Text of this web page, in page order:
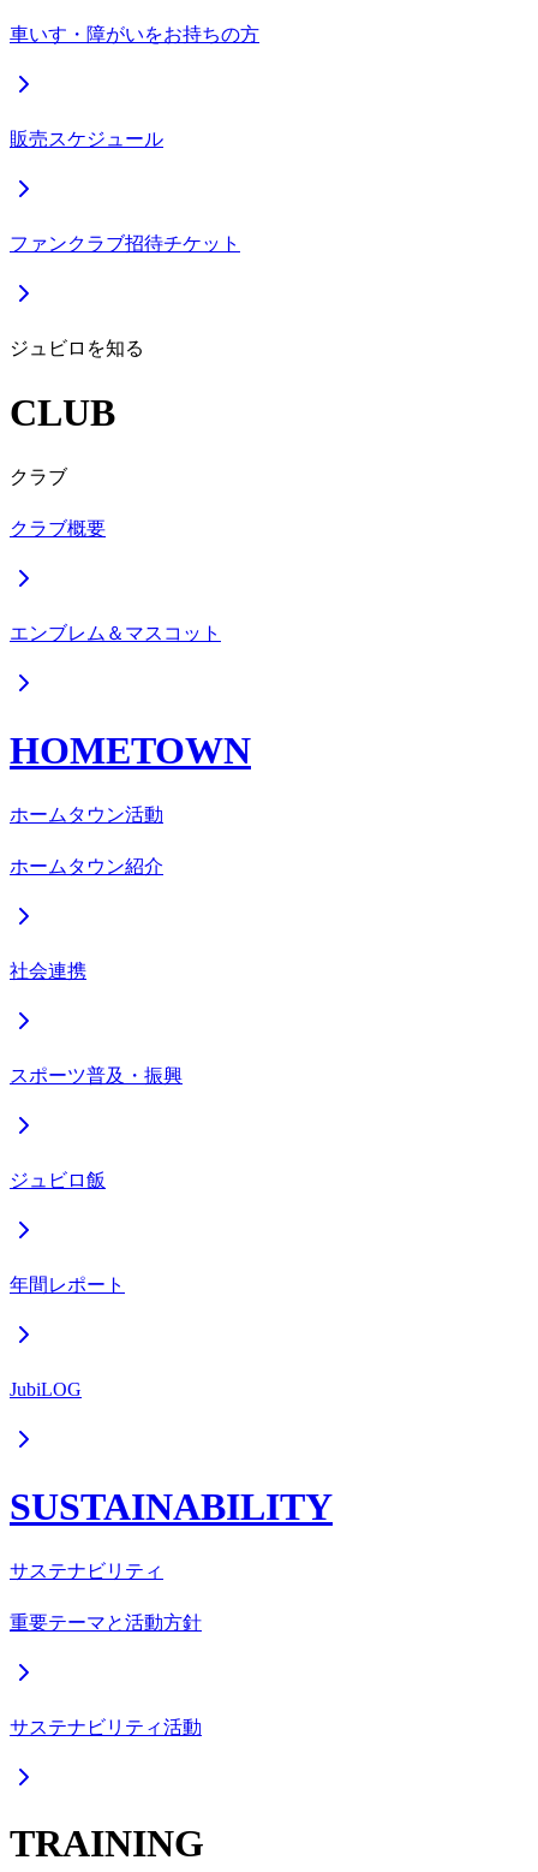
車いす・障がいをお持ちの方
販売スケジュール
ファンクラブ招待チケット
ジュビロを知る
CLUB
クラブ
クラブ概要
エンブレム＆マスコット
HOMETOWN
ホームタウン活動
ホームタウン紹介
社会連携
スポーツ普及・振興
ジュビロ飯
年間レポート
JubiLOG
SUSTAINABILITY
サステナビリティ
重要テーマと活動方針
サステナビリティ活動
TRAINING